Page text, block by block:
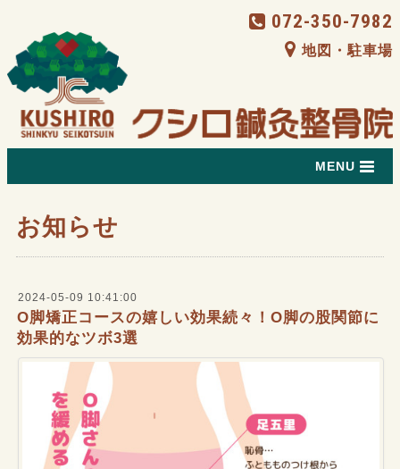
072-350-7982
地図・駐車場
MENU
お知らせ
2024-05-09 10:41:00
O脚矯正コースの嬉しい効果続々！O脚の股関節に
効果的なツボ3選